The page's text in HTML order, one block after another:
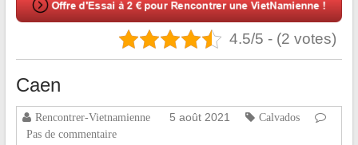
4.5/5 - (2 votes)
Caen
Rencontrer-Vietnamienne 5 août 2021
Calvados
Pas de commentaire